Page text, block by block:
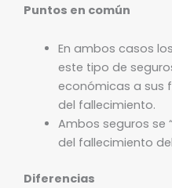
Puntos en común
En ambos casos
este tipo de
económicas a sus
del fallecimiento.
Ambos seguros se
del fallecimiento
Diferencias